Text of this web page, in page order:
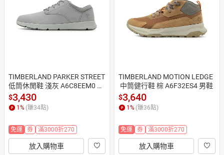
TIMBERLAND PARKER STREET
低筒休閒鞋 淺灰 A6C8EEM0 男
鞋
$3,430
1 % (賺34點)
免運 券 滿3000折270
放入購物車
TIMBERLAND MOTION LEDGE
中筒健行鞋 棕 A6F32ES4 男鞋
$3,640
1 % (賺36點)
免運 券 滿3000折270
放入購物車